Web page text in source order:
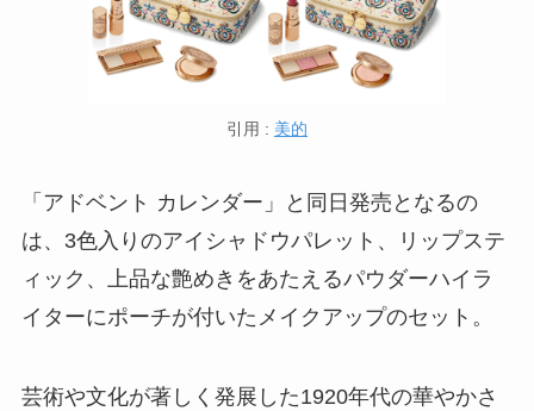
引用 : 美的
「アドベント カレンダー」と同日発売となるの
は、3色入りのアイシャドウパレット、リップステ
ィック、上品な艶めきをあたえるパウダーハイラ
イターにポーチが付いたメイクアップのセット。
芸術や文化が著しく発展した1920年代の華やかさ